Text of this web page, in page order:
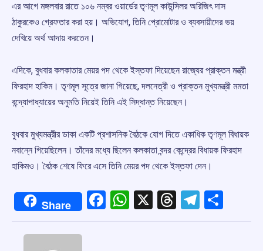
এর আগে মঙ্গলবার রাতে ১০৬ নম্বর ওয়ার্ডের তৃণমূল কাউন্সিলর অরিজিৎ দাস
ঠাকুরকেও গ্রেফতার করা হয়। অভিযোগ, তিনি প্রোমোটার ও ব্যবসায়ীদের ভয়
দেখিয়ে অর্থ আদায় করতেন।
এদিকে, বুধবার কলকাতার মেয়র পদ থেকে ইস্তফা দিয়েছেন রাজ্যের প্রাক্তন মন্ত্রী
ফিরহাদ হাকিম। তৃণমূল সূত্রে জানা গিয়েছে, দলনেত্রী ও প্রাক্তন মুখ্যমন্ত্রী মমতা
বন্দ্যোপাধ্যায়ের অনুমতি নিয়েই তিনি এই সিদ্ধান্ত নিয়েছেন।
বুধবার মুখ্যমন্ত্রীর ডাকা একটি প্রশাসনিক বৈঠকে যোগ দিতে একাধিক তৃণমূল বিধায়ক
নবান্নে গিয়েছিলেন। তাঁদের মধ্যে ছিলেন কলকাতা বন্দর কেন্দ্রের বিধায়ক ফিরহাদ
হাকিমও। বৈঠক শেষে ফিরে এসে তিনি মেয়র পদ থেকে ইস্তফা দেন।
Share Facebook
WhatsApp
X Threads